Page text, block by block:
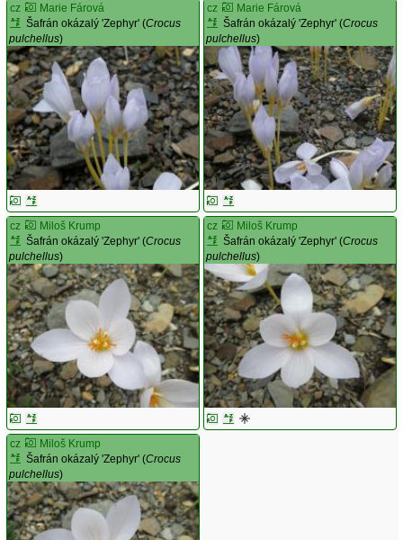
cz
Marie Fárová
Šafrán okázalý 'Zephyr' (Crocus
pulchellus)
cz
Marie Fárová
Šafrán okázalý 'Zephyr' (Crocus
pulchellus)
cz
Miloš Krump
Šafrán okázalý 'Zephyr' (Crocus
pulchellus)
cz
Miloš Krump
Šafrán okázalý 'Zephyr' (Crocus
pulchellus)
cz
Miloš Krump
Šafrán okázalý 'Zephyr' (Crocus
pulchellus)